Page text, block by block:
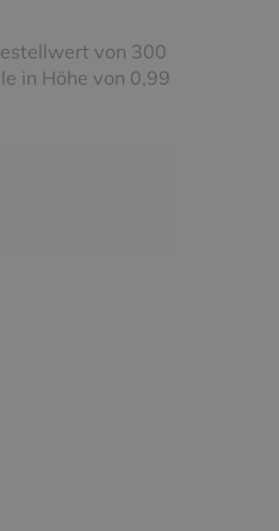
von 300
in Höhe von 0,99